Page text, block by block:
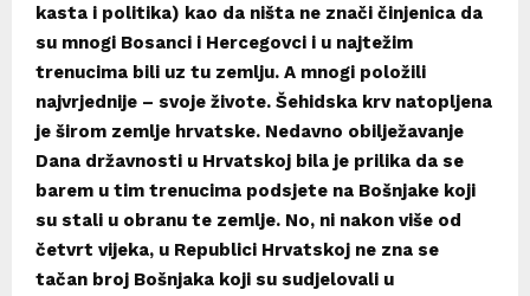
kasta i politika) kao da ništa ne znači činjenica da
su mnogi Bosanci i Hercegovci i u najtežim
trenucima bili uz tu zemlju. A mnogi položili
najvrjednije – svoje živote. Šehidska krv natopljena
je širom zemlje hrvatske. Nedavno obilježavanje
Dana državnosti u Hrvatskoj bila je prilika da se
barem u tim trenucima podsjete na Bošnjake koji
su stali u obranu te zemlje. No, ni nakon više od
četvrt vijeka, u Republici Hrvatskoj ne zna se
tačan broj Bošnjaka koji su sudjelovali u